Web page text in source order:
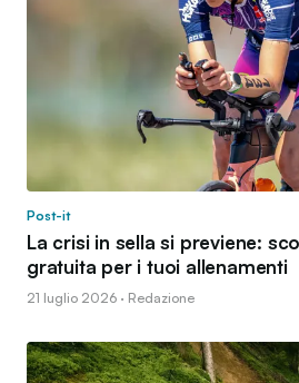
Post-it
La crisi in sella si previene:
gratuita per i tuoi allenamenti
21 luglio 2026 · Redazione